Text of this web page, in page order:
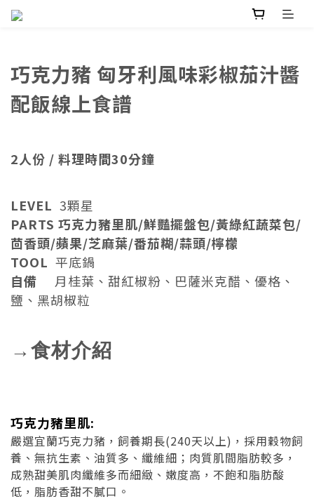
巧克力豬 匈牙利風味彩椒茄汁醬
配飯線上食譜
2人份 / 料理時間30分鐘
LEVEL 3顆星
PARTS 巧克力豬里肌/鮮豔擺盤包/黃綠紅蔬菜包/
茴香頭/蘋果/芝麻葉/番茄糊/蒜頭/檸檬
TOOL 平底鍋
自備 月桂葉、甜紅椒粉、巴薩米克醋、優格、
鹽、黑胡椒粒
→食材介紹
巧克力豬里肌:
嚴選宜蘭巧克力豬，飼養期長(240天以上)，採用穀物飼
養、無抗生素、油質多、纖維細；肉質肌間脂肪較多，
成熟甜美肌肉纖維多而細緻、嫩度高，不飽和脂肪酸
低，脂肪香甜不膩口。